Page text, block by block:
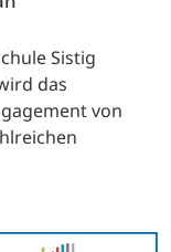
Sistig
das
von